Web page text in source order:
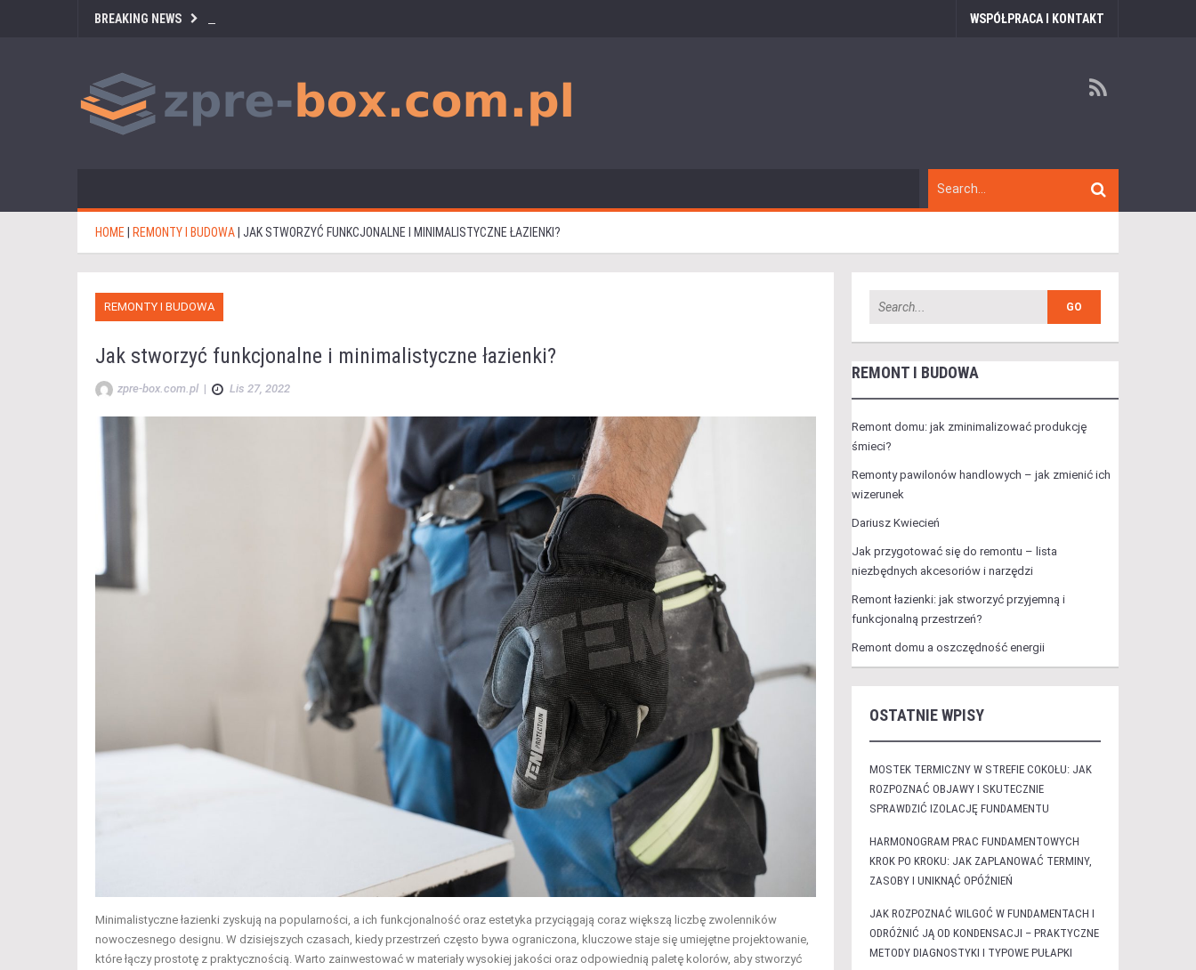
BREAKING NEWS WSPÓŁPRACA I KONTAKT
HOME REMONTY I BUDOWA JAK STWORZYĆ FUNKCJONALNE I MINIMALISTYCZNE ŁAZIENKI?
REMONTY I BUDOWA
Jak stworzyć funkcjonalne i minimalistyczne łazienki?
zpre-box.com.pl | Lis 27, 2022
Minimalistyczne łazienki zyskują na popularności, a ich funkcjonalność oraz estetyka przyciągają coraz większą liczbę zwolenników
nowoczesnego designu. W dzisiejszych czasach, kiedy przestrzeń często bywa ograniczona, kluczowe staje się umiejętne projektowanie,
które łączy prostotę z praktycznością. Warto zainwestować w materiały wysokiej jakości oraz odpowiednią paletę kolorów, aby stworzyć
REMONT I BUDOWA
Remont domu: jak zminimalizować produkcję
śmieci?
Remonty pawilonów handlowych – jak zmienić ich
wizerunek
Dariusz Kwiecień
Jak przygotować się do remontu – lista
niezbędnych akcesoriów i narzędzi
Remont łazienki: jak stworzyć przyjemną i
funkcjonalną przestrzeń?
Remont domu a oszczędność energii
OSTATNIE WPISY
MOSTEK TERMICZNY W STREFIE COKOŁU: JAK
ROZPOZNAĆ OBJAWY I SKUTECZNIE
SPRAWDZIĆ IZOLACJĘ FUNDAMENTU
HARMONOGRAM PRAC FUNDAMENTOWYCH
KROK PO KROKU: JAK ZAPLANOWAĆ TERMINY,
ZASOBY I UNIKNĄĆ OPÓŹNIEŃ
JAK ROZPOZNAĆ WILGOĆ W FUNDAMENTACH I
ODRÓŻNIĆ JĄ OD KONDENSACJI – PRAKTYCZNE
METODY DIAGNOSTYKI I TYPOWE PUŁAPKI